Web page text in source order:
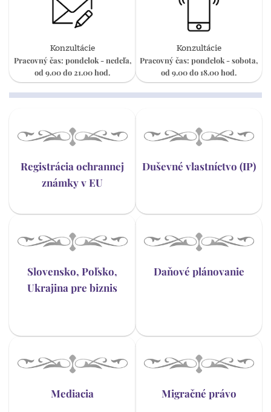
Konzultácie
Pracovný čas: pondelok - nedeľa,
od 9.00 do 21.00 hod.
Konzultácie
Pracovný čas: pondelok - sobota,
od 9.00 do 18.00 hod.
Registrácia ochrannej
známky v EU
Duševné vlastníctvo (IP)
Slovensko, Poľsko,
Ukrajina pre biznis
Daňové plánovanie
Mediacia Migračné právo